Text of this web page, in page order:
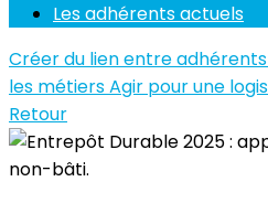
Les adhérents actuels
Créer du lien entre adhérents
les métiersAgir pour une
Retour